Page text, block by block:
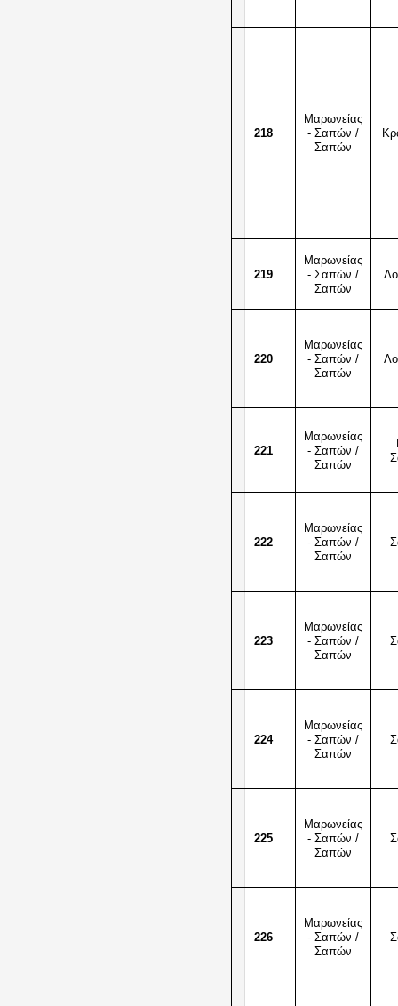
218
Μαρωνείας
- Σαπών /
Σαπών
219
Μαρωνείας
- Σαπών /
Σαπών
220
Μαρωνείας
- Σαπών /
Σαπών
221
Μαρωνείας
- Σαπών /
Σαπών
222
Μαρωνείας
- Σαπών /
Σαπών
223
Μαρωνείας
- Σαπών /
Σαπών
224
Μαρωνείας
- Σαπών /
Σαπών
225
Μαρωνείας
- Σαπών /
Σαπών
226
Μαρωνείας
- Σαπών /
Σαπών